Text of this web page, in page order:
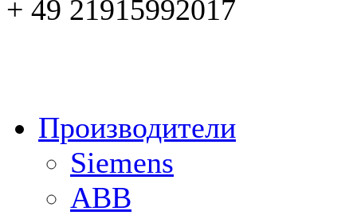
+ 49 21915992017
Производители
Siemens
ABB